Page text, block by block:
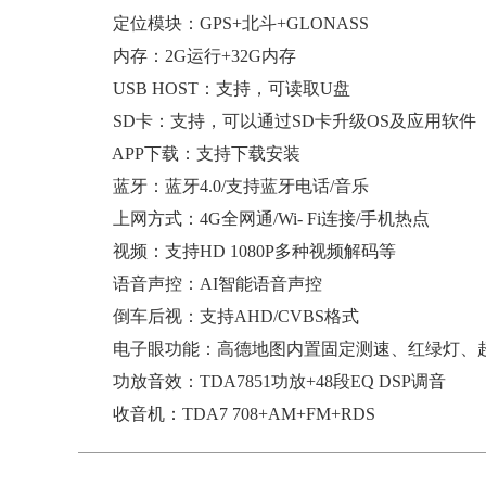
定位模块：GPS+北斗+GLONASS
内存：2G运行+32G内存
USB HOST：支持，可读取U盘
SD卡：支持，可以通过SD卡升级OS及应用软件
APP下载：支持下载安装
蓝牙：蓝牙4.0/支持蓝牙电话/音乐
上网方式：4G全网通/Wi- Fi连接/手机热点
视频：支持HD 1080P多种视频解码等
语音声控：AI智能语音声控
倒车后视：支持AHD/CVBS格式
电子眼功能：高德地图内置固定测速、红绿灯、
功放音效：TDA7851功放+48段EQ DSP调音
收音机：TDA7 708+AM+FM+RDS